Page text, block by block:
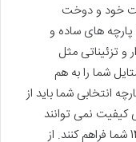
خود و دوخت
پارچه های ساده و
تزئیناتی مثل
شما را به هم
انتخابی شما باید از
کیفیت نمی توانند
ظاهر فاخر و باوقاری را برای استایل عید 1404 شما فراهم کنند. از